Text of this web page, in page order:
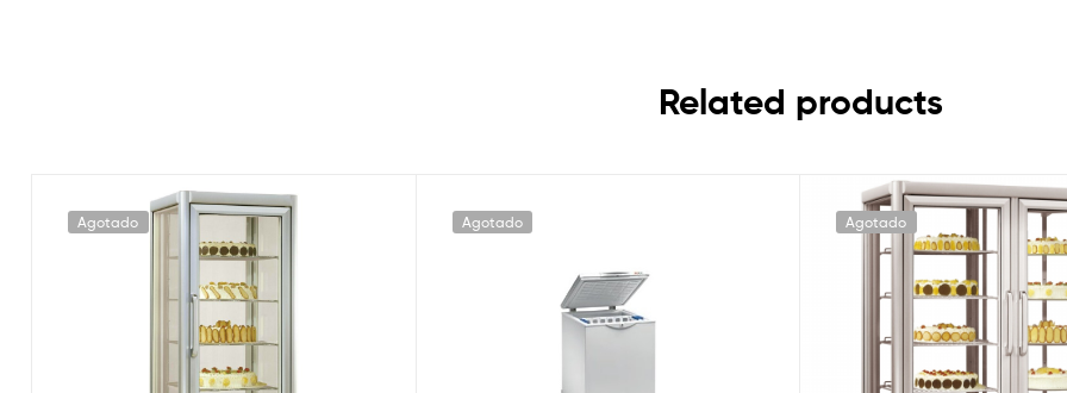
Related products
Agotado Agotado Agotado